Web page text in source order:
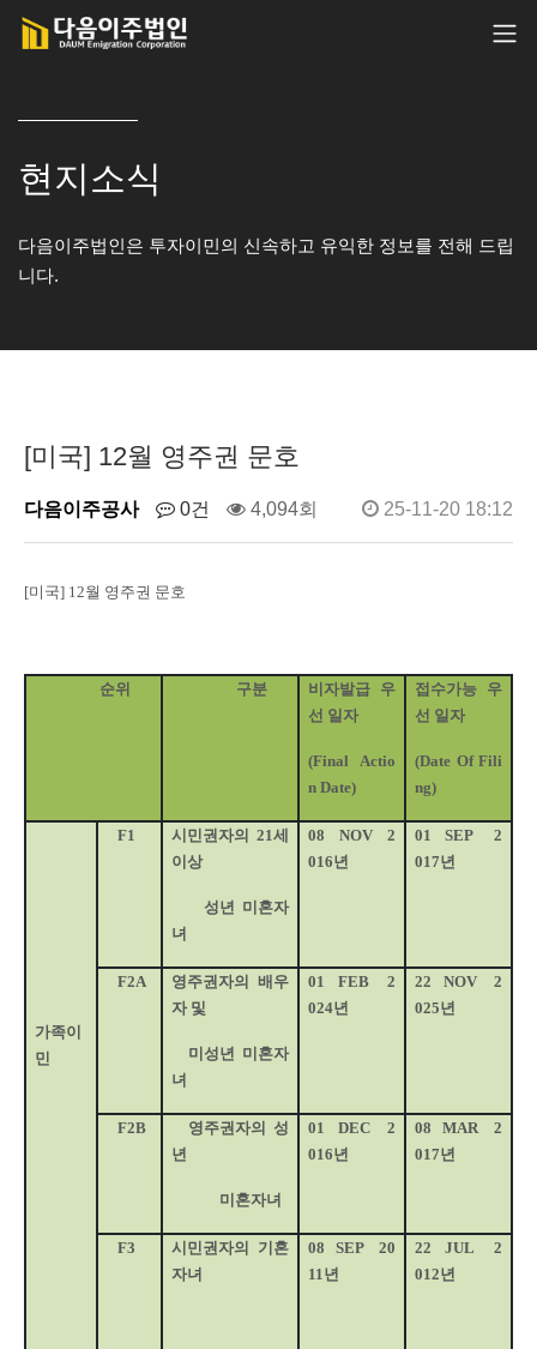
현지소식
다음이주법인은 투자이민의 신속하고 유익한 정보를 전해 드립
니다.
[미국] 12월 영주권 문호
다음이주공사 0건 4,094회 25-11-20 18:12
[미국] 12월 영주권 문호
순위 구분
비자발급 우
선 일자
(Final Actio
n Date)
접수가능 우
선 일자
(Date Of Fili
ng)
가족이
민
F1 시민권자의 21세
이상
성년 미혼자
녀
08 NOV
2
016년
01 SEP
2
017년
F2A
영주권자의 배우
자 및
미성년 미혼자
녀
01 FEB
2
024년
22 NOV
2
025년
F2B
영주권자의 성
년
미혼자녀
01 DEC
2
016년
08 MAR
2
017년
F3
시민권자의 기혼
자녀
08 SEP
20
11년
22 JUL
2
012년